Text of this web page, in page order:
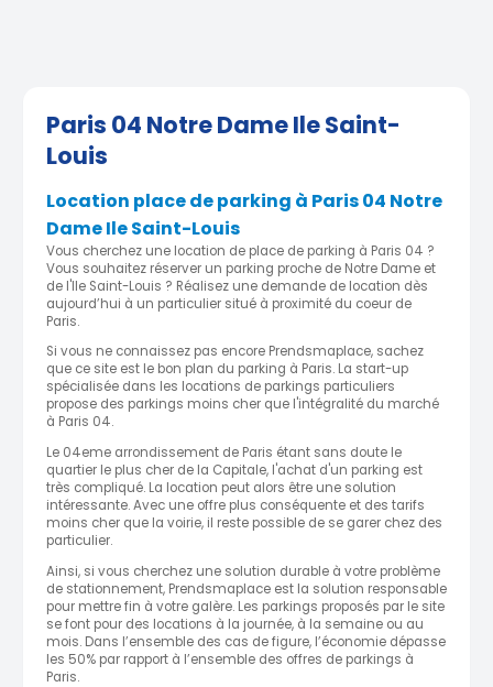
Paris 04 Notre Dame Ile Saint-
Louis
Location place de parking à Paris 04 Notre
Dame Ile Saint-Louis
Vous cherchez une location de place de parking à Paris 04 ?
Vous souhaitez réserver un parking proche de Notre Dame et
de l'Ile Saint-Louis ? Réalisez une demande de location dès
aujourd’hui à un particulier situé à proximité du coeur de
Paris.
Si vous ne connaissez pas encore Prendsmaplace, sachez
que ce site est le bon plan du parking à Paris. La start-up
spécialisée dans les locations de parkings particuliers
propose des parkings moins cher que l'intégralité du marché
à Paris 04.
Le 04eme arrondissement de Paris étant sans doute le
quartier le plus cher de la Capitale, l'achat d'un parking est
très compliqué. La location peut alors être une solution
intéressante. Avec une offre plus conséquente et des tarifs
moins cher que la voirie, il reste possible de se garer chez des
particulier.
Ainsi, si vous cherchez une solution durable à votre problème
de stationnement, Prendsmaplace est la solution responsable
pour mettre fin à votre galère. Les parkings proposés par le site
se font pour des locations à la journée, à la semaine ou au
mois. Dans l’ensemble des cas de figure, l’économie dépasse
les 50% par rapport à l’ensemble des offres de parkings à
Paris.